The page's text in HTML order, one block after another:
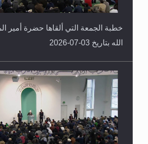
خطبة الجمعة التي ألقاها حضرة أمير
الله بتاريخ 03-07-2026